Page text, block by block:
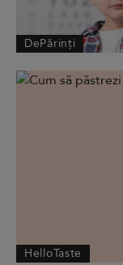
DePărinți
HelloTaste